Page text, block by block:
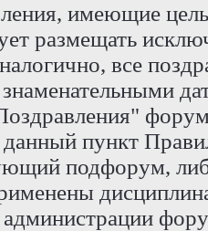
имеющие
размещать
все
пункт
подфорум,
администрации